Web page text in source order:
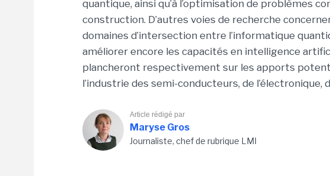
quantique, ainsi qu’à l’optimisation de problèmes
construction. D’autres voies de recherche
domaines d’intersection entre l’informatique
améliorer encore les capacités en intelligence
plancheront respectivement sur les apports
l’industrie des semi-conducteurs, de l’électronique,
Article rédigé par
Maryse Gros
Journaliste, chef de rubrique LMI